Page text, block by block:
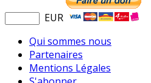
EUR
Qui sommes nous
Partenaires
Mentions Légales